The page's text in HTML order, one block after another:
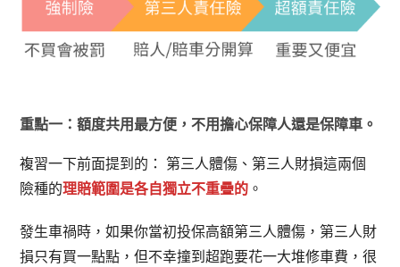
重點一：額度共用最方便，不用擔心保障人還是保障車。
複習一下前面提到的： 第三人體傷、第三人財損這兩個
險種的理賠範圍是各自獨立不重疊的 。
發生車禍時，如果你當初投保高額第三人體傷，第三人財
損只有買一點點，但不幸撞到超跑要花一大堆修車費，很